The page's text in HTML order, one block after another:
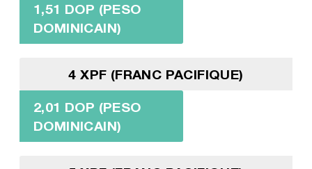
1,51 DOP (PESO
DOMINICAIN)
4 XPF (FRANC PACIFIQUE)
2,01 DOP (PESO
DOMINICAIN)